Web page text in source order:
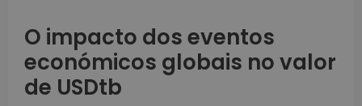
O impacto dos eventos
económicos globais no valor
de USDtb